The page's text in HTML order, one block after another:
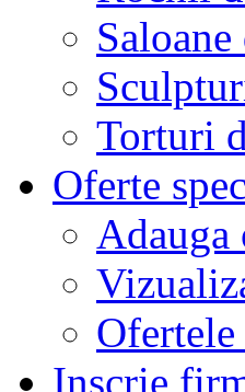
Torturi
Oferte
Adauga
Ofertele
Inscrie